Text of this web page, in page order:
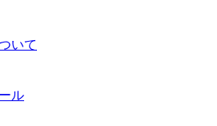
いて
ル